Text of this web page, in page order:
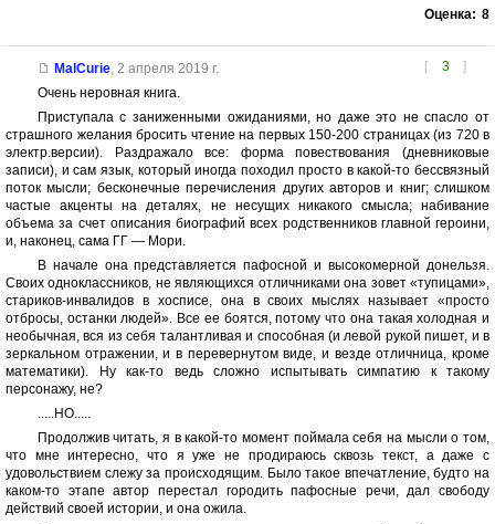
Оценка: 8
[ 3 ]
MalCurie, 2 апреля 2019 г.
Очень неровная книга.
Приступала с заниженными ожиданиями, но даже это не спасло от
страшного желания бросить чтение на первых 150-200 страницах (из 720 в
электр.версии). Раздражало все: форма повествования (дневниковые
записи), и сам язык, который иногда походил просто в какой-то бессвязный
поток мысли; бесконечные перечисления других авторов и книг; слишком
частые акценты на деталях, не несущих никакого смысла; набивание
объема за счет описания биографий всех родственников главной героини,
и, наконец, сама ГГ — Мори.
В начале она представляется пафосной и высокомерной донельзя.
Своих одноклассников, не являющихся отличниками она зовет «тупицами»,
стариков-инвалидов в хосписе, она в своих мыслях называет «просто
отбросы, останки людей». Все ее боятся, потому что она такая холодная и
необычная, вся из себя талантливая и способная (и левой рукой пишет, и в
зеркальном отражении, и в перевернутом виде, и везде отличница, кроме
математики). Ну как-то ведь сложно испытывать симпатию к такому
персонажу, не?
.....НО.....
Продолжив читать, я в какой-то момент поймала себя на мысли о том,
что мне интересно, что я уже не продираюсь сквозь текст, а даже с
удовольствием слежу за происходящим. Было такое впечатление, будто на
каком-то этапе автор перестал городить пафосные речи, дал свободу
действий своей истории, и она ожила.